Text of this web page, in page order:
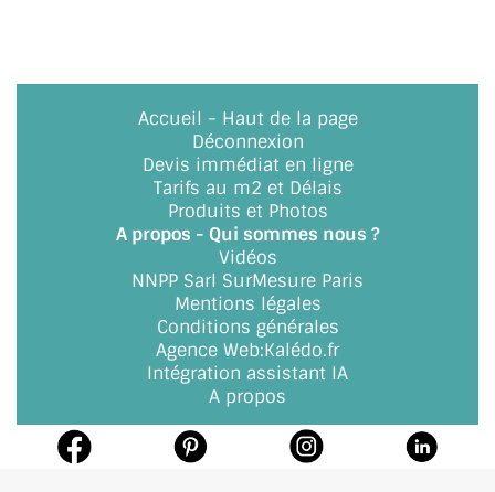
FIXATION GARDES CORPS
SYSTÈMES PIVOTANTS
SYSTÈMES COULISSANTS
LE CATALOGUE ACCESSOIRES
(STROMBINOSCOPE)
ACCESSOIRES EN PROMOTIONS
EXEMPLES, RÉALISATIONS, INSPIRATIONS
NUANCIER RAL
Accueil - Haut de la page
Déconnexion
Devis immédiat en ligne
Tarifs au m2 et Délais
Produits et Photos
A propos - Qui sommes nous ?
Vidéos
NNPP Sarl SurMesure Paris
Mentions légales
Conditions générales
Agence Web:Kalédo.fr
Intégration assistant IA
A propos